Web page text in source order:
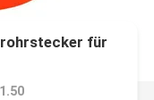
für